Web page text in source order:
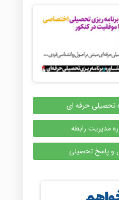
تحصیلی حرفه ای
مدیریت رابطه
پاسخ تحصیلی